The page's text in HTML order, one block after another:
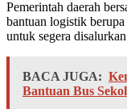
Pemerintah daerah
bantuan logistik
untuk segera
BACA JUGA:
Bantuan Bus